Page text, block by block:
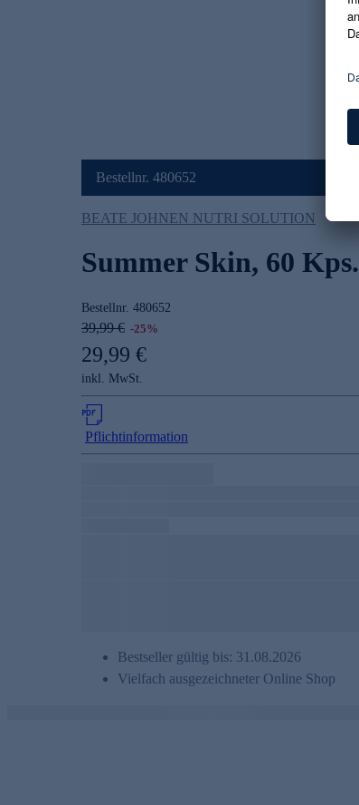
Bestellnr. 480652
BEATE JOHNEN NUTRI SOLUTION
Summer Skin, 60 Kps.
Bestellnr. 480652
39,99 € -25%
29,99 €
inkl. MwSt.
Pflichtinformation
Bestseller gültig bis: 31.08.2026
Vielfach ausgezeichneter Online Shop